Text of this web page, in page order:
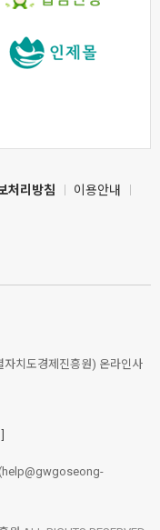
처리방침 이용안내
치도경제진흥원) 온라인사
help@gwgoseong-